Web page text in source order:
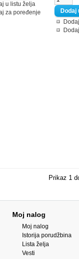
u listu želja
za poređenje
Prikaz 1
Moj nalog
Moj nalog
Istorija porudžbina
Lista želja
Vesti